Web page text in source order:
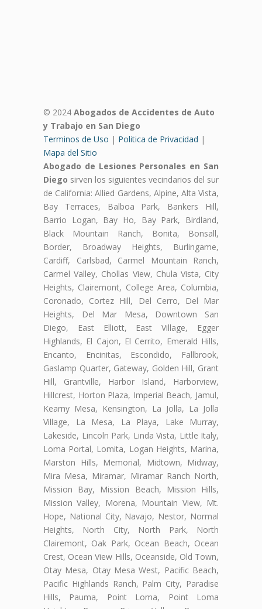
© 2024 Abogados de Accidentes de Auto
y Trabajo en San Diego
Terminos de Uso | Politica de Privacidad |
Mapa del Sitio
Abogado de Lesiones Personales en San
Diego sirven los siguientes vecindarios del sur
de California: Allied Gardens, Alpine, Alta Vista,
Bay Terraces, Balboa Park, Bankers Hill,
Barrio Logan, Bay Ho, Bay Park, Birdland,
Black Mountain Ranch, Bonita, Bonsall,
Border, Broadway Heights, Burlingame,
Cardiff, Carlsbad, Carmel Mountain Ranch,
Carmel Valley, Chollas View, Chula Vista, City
Heights, Clairemont, College Area, Columbia,
Coronado, Cortez Hill, Del Cerro, Del Mar
Heights, Del Mar Mesa, Downtown San
Diego, East Elliott, East Village, Egger
Highlands, El Cajon, El Cerrito, Emerald Hills,
Encanto, Encinitas, Escondido, Fallbrook,
Gaslamp Quarter, Gateway, Golden Hill, Grant
Hill, Grantville, Harbor Island, Harborview,
Hillcrest, Horton Plaza, Imperial Beach, Jamul,
Kearny Mesa, Kensington, La Jolla, La Jolla
Village, La Mesa, La Playa, Lake Murray,
Lakeside, Lincoln Park, Linda Vista, Little Italy,
Loma Portal, Lomita, Logan Heights, Marina,
Marston Hills, Memorial, Midtown, Midway,
Mira Mesa, Miramar, Miramar Ranch North,
Mission Bay, Mission Beach, Mission Hills,
Mission Valley, Morena, Mountain View, Mt.
Hope, National City, Navajo, Nestor, Normal
Heights, North City, North Park, North
Clairemont, Oak Park, Ocean Beach, Ocean
Crest, Ocean View Hills, Oceanside, Old Town,
Otay Mesa, Otay Mesa West, Pacific Beach,
Pacific Highlands Ranch, Palm City, Paradise
Hills, Pauma, Point Loma, Point Loma